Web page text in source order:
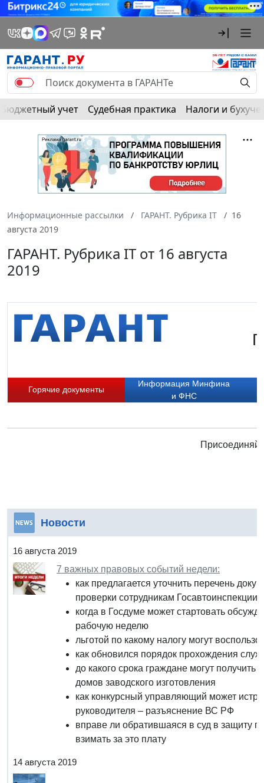
Бюджетный учет Судебная практика Налоги и
Информационные рассылки ГАРАНТ. Рубрика IT
16
августа 2019
ГАРАНТ. Рубрика IT от 16 августа
2019
Горячие документы
Информация Минфина
и ФНС
Новости
16 августа 2019
7 важных правовых событий недели:
как предлагается уточнить перечень
проверки сотрудникам Госавтоинспекции
когда в Госдуме может стартовать
рабочую неделю
льготой по какому налогу могут
как обновился порядок прохождения
до какого срока граждане могут
домов заводского изготовления
как конкурсный управляющий может
руководителя – разъяснение ВС РФ
вправе ли обратившаяся в суд в защиту
взимать за это плату
14 августа 2019